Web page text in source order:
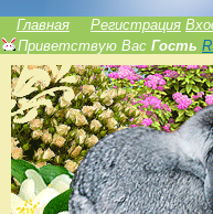
Главная
Регистрация
Приветствую Вас Гость